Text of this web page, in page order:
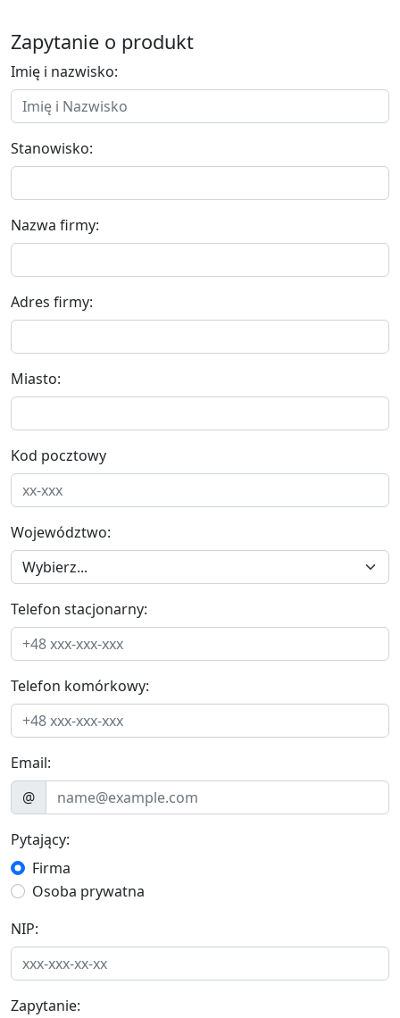
Zapytanie o produkt
Imię i nazwisko:
Stanowisko:
Nazwa firmy:
Adres firmy:
Miasto:
Kod pocztowy
Województwo:
Telefon stacjonarny:
Telefon komórkowy:
Email:
@
Pytający:
Firma
Osoba prywatna
NIP:
Zapytanie: